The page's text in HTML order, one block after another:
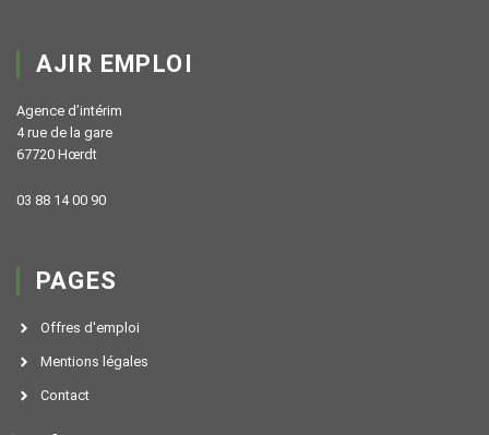
AJIR EMPLOI
Agence d’intérim
4 rue de la gare
67720 Hœrdt
03 88 14 00 90
PAGES
Offres d'emploi
Mentions légales
Contact